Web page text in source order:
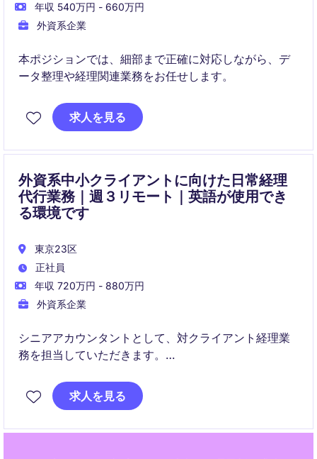
年収 540万円 - 660万円
外資系企業
本ポジションでは、細部まで正確に対応しながら、デ
ータ整理や経理関連業務をお任せします。
求人を見る
外資系中小クライアントに向けた日常経理
代行業務｜週３リモート｜英語が使用でき
る環境です
東京23区
正社員
年収 720万円 - 880万円
外資系企業
シニアアカウンタントとして、対クライアント経理業
務を担当していただきます。
財務サービス業界での会計および財務分析を担当して
いただきます。
求人を見る